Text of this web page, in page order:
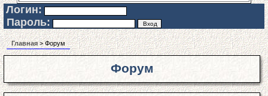
Логин:
Пароль:
Главная> Форум
Форум